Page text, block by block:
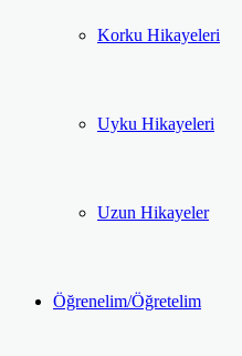
Korku Hikayeleri
Uyku Hikayeleri
Uzun Hikayeler
Öğrenelim/Öğretelim